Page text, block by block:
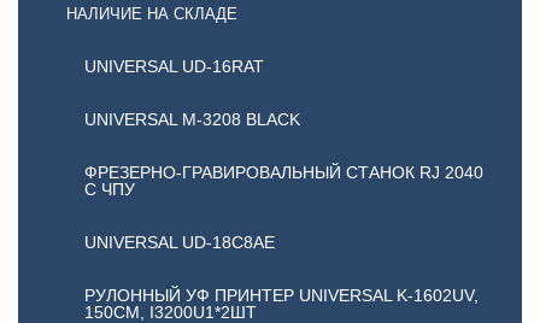
НАЛИЧИЕ НА СКЛАДЕ
UNIVERSAL UD-16RAT
UNIVERSAL М-3208 BLACK
ФРЕЗЕРНО-ГРАВИРОВАЛЬНЫЙ СТАНОК RJ 2040
С ЧПУ
UNIVERSAL UD-18C8AE
РУЛОННЫЙ УФ ПРИНТЕР UNIVERSAL K-1602UV,
150СМ, I3200U1*2ШТ